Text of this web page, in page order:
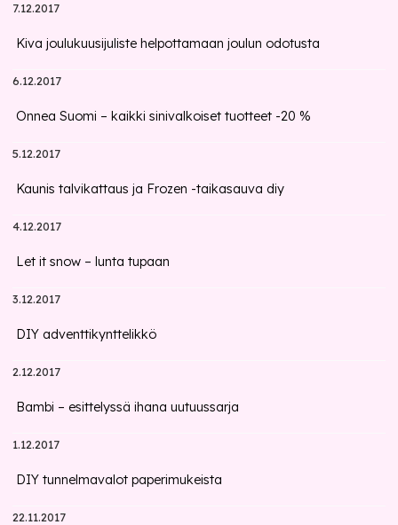
7.12.2017
Kiva joulukuusijuliste helpottamaan joulun odotusta
6.12.2017
Onnea Suomi – kaikki sinivalkoiset tuotteet -20 %
5.12.2017
Kaunis talvikattaus ja Frozen -taikasauva diy
4.12.2017
Let it snow – lunta tupaan
3.12.2017
DIY adventtikynttelikkö
2.12.2017
Bambi – esittelyssä ihana uutuussarja
1.12.2017
DIY tunnelmavalot paperimukeista
22.11.2017